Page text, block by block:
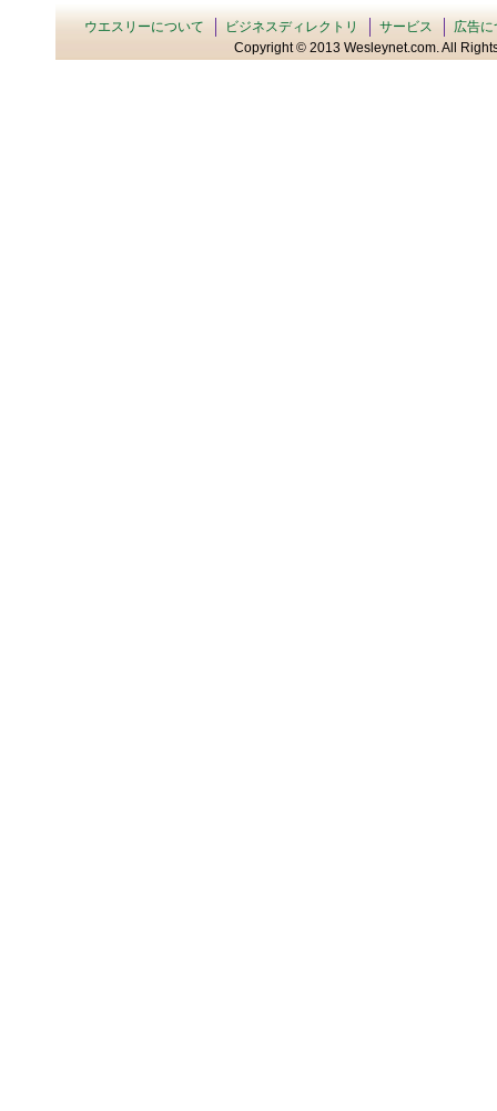
ウエスリーについて ビジネスディレクトリ サービス
広告に
Copyright © 2013 Wesleynet.com. All